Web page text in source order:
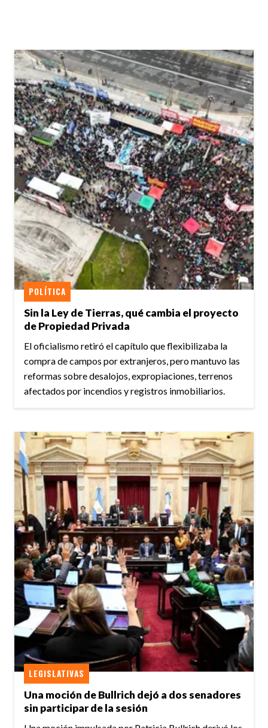
Sin la Ley de Tierras, qué cambia el proyecto
de Propiedad Privada
POLÍTICA
El oficialismo retiró el capítulo que flexibilizaba la
compra de campos por extranjeros, pero mantuvo las
reformas sobre desalojos, expropiaciones, terrenos
afectados por incendios y registros inmobiliarios.
Una moción de Bullrich dejó a dos senadores
sin participar de la sesión
LEGISLATIVAS